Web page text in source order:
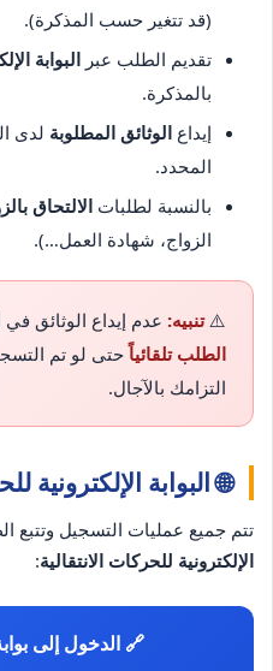
(قد تتغير حسب المذكرة).
تقديم الطلب عبر البوابة
بالمذكرة.
إيداع الوثائق المطلوبة لدى
المحدد.
بالنسبة لطلبات الالتحاق
الزواج، شهادة العمل…).
⚠️تنبيه: عدم إيداع الوثائق
الطلب تلقائياًحتى لو تم
التزامك بالآجال.
🌐 البوابة الإلكترونية
تتم جميع عمليات التسجيل وتتبع
الإلكترونية للحركات الانتقالية:
🔗 الدخول إلى